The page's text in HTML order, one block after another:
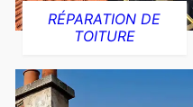
RÉPARATION DE
TOITURE